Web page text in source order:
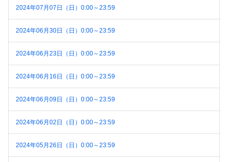
2024年07月07日（日）0:00～23:59
2024年06月30日（日）0:00～23:59
2024年06月23日（日）0:00～23:59
2024年06月16日（日）0:00～23:59
2024年06月09日（日）0:00～23:59
2024年06月02日（日）0:00～23:59
2024年05月26日（日）0:00～23:59